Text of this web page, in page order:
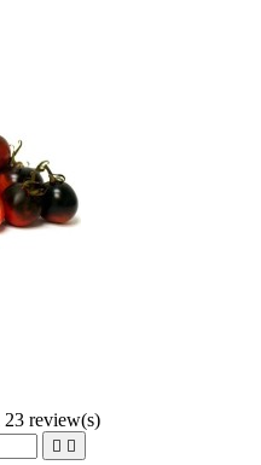
23 review(s)
 